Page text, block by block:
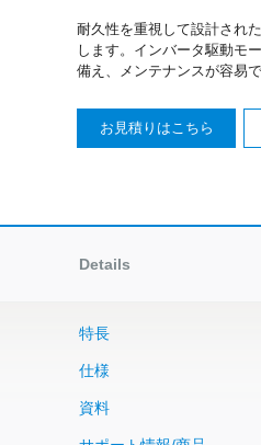
耐久性を重視して設計され
します。インバータ駆動モ
備え、メンテナンスが容易
お見積りはこちら
Details
特長
仕様
資料